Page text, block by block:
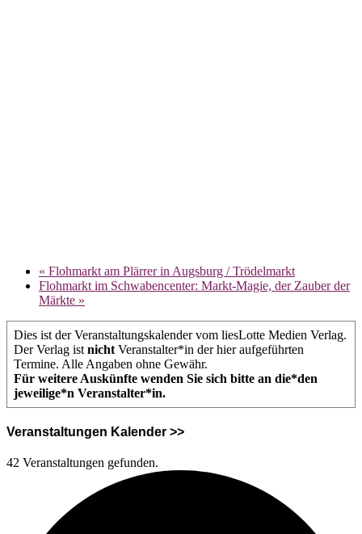
« Flohmarkt am Plärrer in Augsburg / Trödelmarkt
Flohmarkt im Schwabencenter: Markt-Magie, der Zauber der
Märkte »
Dies ist der Veranstaltungskalender vom liesLotte Medien Verlag.
Der Verlag ist nicht Veranstalter*in der hier aufgeführten
Termine. Alle Angaben ohne Gewähr.
Für weitere Auskünfte wenden Sie sich bitte an die*den
jeweilige*n Veranstalter*in.
Veranstaltungen Kalender >>
42 Veranstaltungen gefunden.